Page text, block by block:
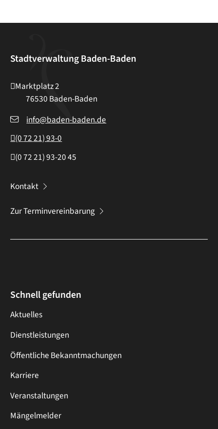
Stadtverwaltung Baden-Baden
Marktplatz 2
76530 Baden-Baden
info@baden-baden.de
(07221) 93-0
(07221) 93-2045
Kontakt
Zur Terminvereinbarung
Schnell gefunden
Aktuelles
Dienstleistungen
Öffentliche Bekanntmachungen
Karriere
Veranstaltungen
Mängelmelder